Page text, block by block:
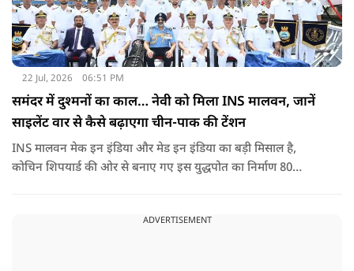
22 Jul, 2026 06:51 PM
समंदर में दुश्मनों का काल… नेवी को मिला INS मालवन, जानें
साइलेंट वार से कैसे बढ़ाएगा चीन-पाक की टेंशन
INS मालवन मेक इन इंडिया और मेड इन इंडिया का बड़ी मिसाल है,
कोचिन शिपयार्ड की ओर से बनाए गए इस युद्धपोत का निर्माण 80
ADVERTISEMENT